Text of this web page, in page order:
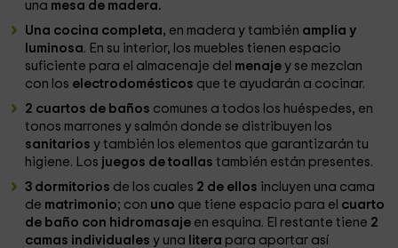
una mesa de madera.
Una cocina completa, en madera y también amplia y
luminosa. En su interior, los muebles tienen espacio
suficiente para el almacenaje del menajey se mezclan
con los electrodomésticos que te ayudarán a cocinar.
2 cuartos de baños comunes a todos los huéspedes, en
tonos marrones y salmón donde se distribuyen los
sanitariosy también los elementos que garantizarán tu
higiene. Los juegos de toallas también están presentes.
3 dormitorios de los cuales 2 de ellos incluyen una cama
de matrimonio; con uno que tiene espacio para el cuarto
de baño con hidromasaje en esquina. El restante tiene 2
camas individuales y una litera para aportar así